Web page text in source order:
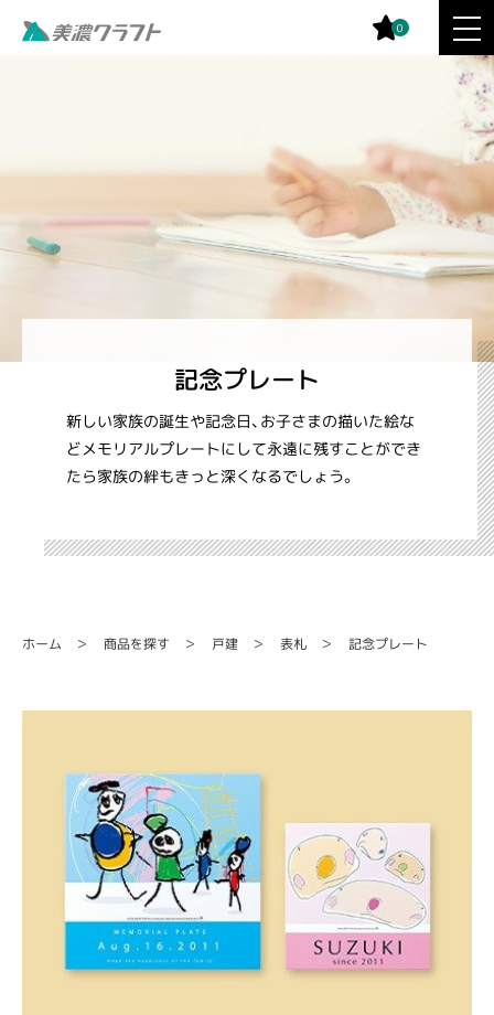
0
記念プレート
新しい家族の誕生や記念日、お子さまの描いた絵な
どメモリアルプレートにして永遠に残すことができ
たら家族の絆もきっと深くなるでしょう。
ホーム 商品を探す 戸建 表札 記念プレート